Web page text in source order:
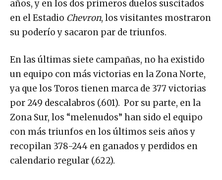
años, y en los dos primeros duelos suscitados
en el Estadio Chevron, los visitantes mostraron
su poderío y sacaron par de triunfos.
En las últimas siete campañas, no ha existido
un equipo con más victorias en la Zona Norte,
ya que los Toros tienen marca de 377 victorias
por 249 descalabros (.601). Por su parte, en la
Zona Sur, los “melenudos” han sido el equipo
con más triunfos en los últimos seis años y
recopilan 378-244 en ganados y perdidos en
calendario regular (.622).